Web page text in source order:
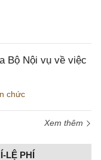
Bộ Nội vụ về việc
chức
Xem thêm
LỆ PHÍ